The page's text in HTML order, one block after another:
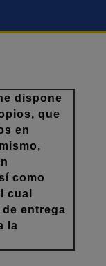
dispone
que
en
como
cual
entrega
la